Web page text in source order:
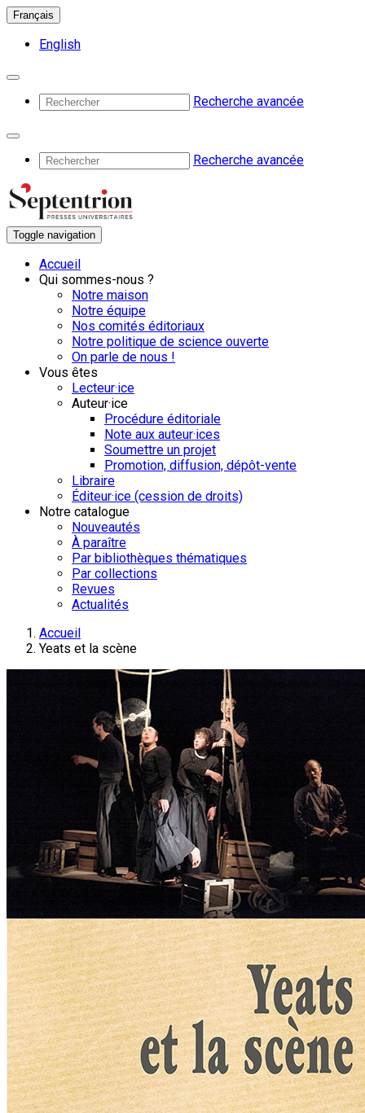
Français
English
Recherche avancée
Recherche avancée
Toggle navigation
Accueil
Qui sommes-nous ?
Notre maison
Notre équipe
Nos comités éditoriaux
Notre politique de science ouverte
On parle de nous !
Vous êtes
Lecteur·ice
Auteur·ice
Procédure éditoriale
Note aux auteur·ices
Soumettre un projet
Promotion, diffusion, dépôt-vente
Libraire
Éditeur·ice (cession de droits)
Notre catalogue
Nouveautés
À paraître
Par bibliothèques thématiques
Par collections
Revues
Actualités
Accueil
Yeats et la scène